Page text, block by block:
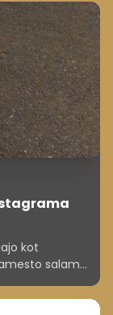
kot
salame